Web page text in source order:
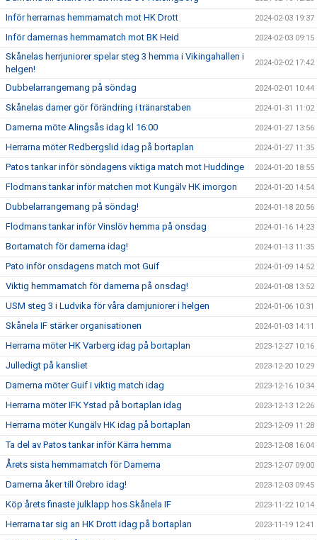
Inför herrarnas hemmamatch mot HK Drott 2024-02-03 19:37
Inför damernas hemmamatch mot BK Heid 2024-02-03 09:15
Skånelas herrjuniorer spelar steg 3 hemma i Vikingahallen i
helgen!
2024-02-02 17:42
Dubbelarrangemang på söndag 2024-02-01 10:44
Skånelas damer gör förändring i tränarstaben 2024-01-31 11:02
Damerna möte Alingsås idag kl 16:00 2024-01-27 13:56
Herrarna möter Redbergslid idag på bortaplan 2024-01-27 11:35
Patos tankar inför söndagens viktiga match mot Huddinge 2024-01-20 18:55
Flodmans tankar inför matchen mot Kungälv HK imorgon 2024-01-20 14:54
Dubbelarrangemang på söndag! 2024-01-18 20:56
Flodmans tankar inför Vinslöv hemma på onsdag 2024-01-16 14:23
Bortamatch för damerna idag! 2024-01-13 11:35
Pato inför onsdagens match mot Guif 2024-01-09 14:52
Viktig hemmamatch för damerna på onsdag! 2024-01-08 13:52
USM steg 3 i Ludvika för våra damjuniorer i helgen 2024-01-06 10:31
Skånela IF stärker organisationen 2024-01-03 14:11
Herrarna möter HK Varberg idag på bortaplan 2023-12-27 10:16
Julledigt på kansliet 2023-12-20 10:29
Damerna möter Guif i viktig match idag 2023-12-16 10:34
Herrarna möter IFK Ystad på bortaplan idag 2023-12-13 12:26
Herrarna möter Kungälv HK idag på bortaplan 2023-12-09 11:28
Ta del av Patos tankar inför Kärra hemma 2023-12-08 16:04
Årets sista hemmamatch för Damerna 2023-12-07 09:00
Damerna åker till Örebro idag! 2023-12-03 09:45
Köp årets finaste julklapp hos Skånela IF 2023-11-22 10:14
Herrarna tar sig an HK Drott idag på bortaplan 2023-11-19 12:41